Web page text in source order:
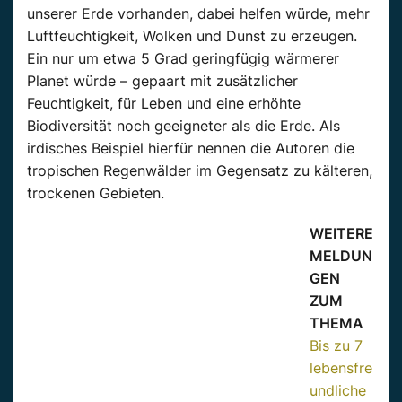
unserer Erde vorhanden, dabei helfen würde, mehr
Luftfeuchtigkeit, Wolken und Dunst zu erzeugen.
Ein nur um etwa 5 Grad geringfügig wärmerer
Planet würde – gepaart mit zusätzlicher
Feuchtigkeit, für Leben und eine erhöhte
Biodiversität noch geeigneter als die Erde. Als
irdisches Beispiel hierfür nennen die Autoren die
tropischen Regenwälder im Gegensatz zu kälteren,
trockenen Gebieten.
WEITERE
MELDUN
GEN
ZUM
THEMA
Bis zu 7
lebensfre
undliche